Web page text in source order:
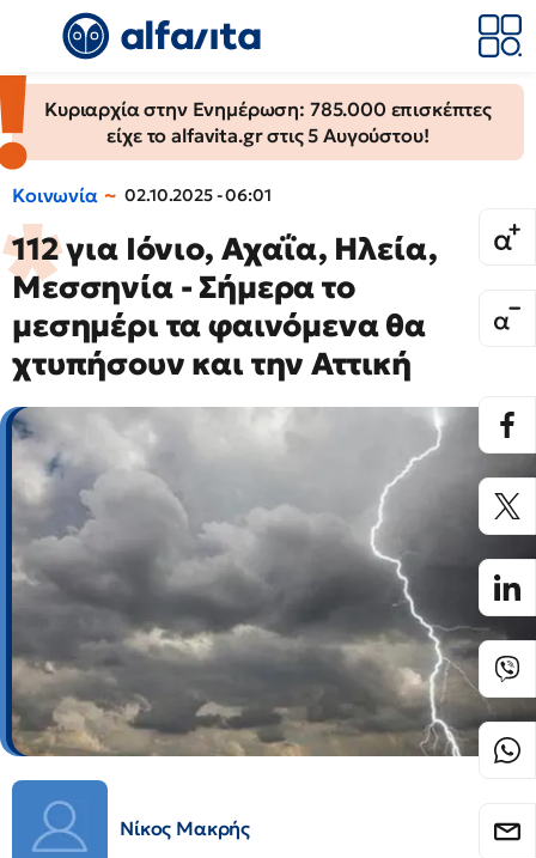
Κυριαρχία στην Ενημέρωση: 785.000 επισκέπτες
είχε το alfavita.gr στις 5 Αυγούστου!
Κοινωνία 02.10.2025 - 06:01
112 για Ιόνιο, Αχαΐα, Ηλεία,
Μεσσηνία - Σήμερα το
μεσημέρι τα φαινόμενα θα
χτυπήσουν και την Αττική
Νίκος Μακρής